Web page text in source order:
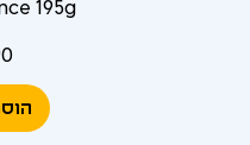
195g
‏11.90 ‏₪